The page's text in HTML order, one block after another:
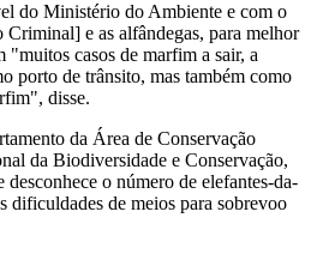
do Ministério do Ambiente e com o
e as alfândegas, para melhor
"muitos casos de marfim a sair, a
porto de trânsito, mas também como
disse.
da Área de Conservação
da Biodiversidade e Conservação,
o número de elefantes-da-
dificuldades de meios para sobrevoo